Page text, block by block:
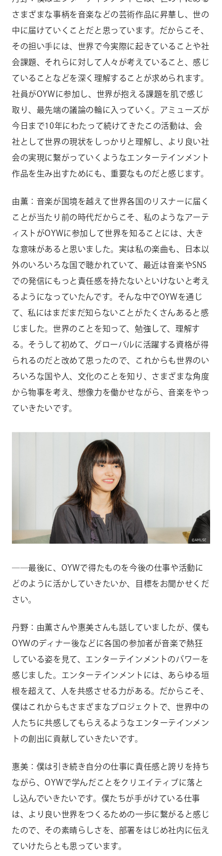
さまざまな事柄を音楽などの芸術作品に昇華し、世の
中に届けていくことだと思っています。だからこそ、
その担い手には、世界で今実際に起きていることや社
会課題、それらに対して人々が考えていること、感じ
ていることなどを深く理解することが求められます。
社員がOYWに参加し、世界が抱える課題を肌で感じ
取り、最先端の議論の輪に入っていく。アミューズが
今日まで10年にわたって続けてきたこの活動は、会
社として世界の現状をしっかりと理解し、より良い社
会の実現に繋がっていくようなエンターテインメント
作品を生み出すためにも、重要なものだと感じます。
由薫：音楽が国境を越えて世界各国のリスナーに届く
ことが当たり前の時代だからこそ、私のようなアーテ
ィストがOYWに参加して世界を知ることには、大き
な意味があると思いました。実は私の楽曲も、日本以
外のいろいろな国で聴かれていて、最近は音楽やSNS
での発信にもっと責任感を持たないといけないと考え
るようになっていたんです。そんな中でOYWを通じ
て、私にはまだまだ知らないことがたくさんあると感
じました。世界のことを知って、勉強して、理解す
る。そうして初めて、グローバルに活躍する資格が得
られるのだと改めて思ったので、これからも世界のい
ろいろな国や人、文化のことを知り、さまざまな角度
から物事を考え、想像力を働かせながら、音楽をやっ
ていきたいです。
――最後に、OYWで得たものを今後の仕事や活動に
どのように活かしていきたいか、目標をお聞かせくだ
さい。
丹野：由薫さんや惠美さんも話していましたが、僕も
OYWのディナー後などに各国の参加者が音楽で熱狂
している姿を見て、エンターテインメントのパワーを
感じました。エンターテインメントには、あらゆる垣
根を超えて、人を共感させる力がある。だからこそ、
僕はこれからもさまざまなプロジェクトで、世界中の
人たちに共感してもらえるようなエンターテインメン
トの創出に貢献していきたいです。
惠美：僕は引き続き自分の仕事に責任感と誇りを持ち
ながら、OYWで学んだことをクリエイティブに落と
し込んでいきたいです。僕たちが手がけている仕事
は、より良い世界をつくるための一歩に繋がると感じ
たので、その素晴らしさを、部署をはじめ社内に伝え
ていけたらとも思っています。